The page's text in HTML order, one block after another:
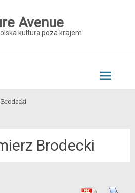
Avenue
kultura poza krajem
Brodecki